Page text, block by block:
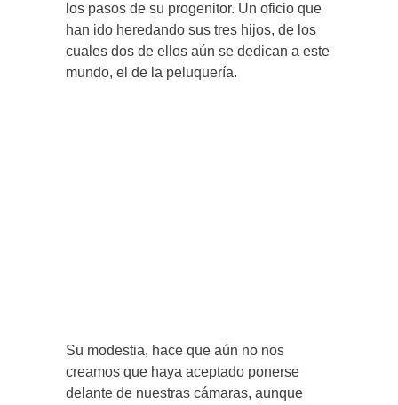
los pasos de su progenitor. Un oficio que
han ido heredando sus tres hijos, de los
cuales dos de ellos aún se dedican a este
mundo, el de la peluquería.
Su modestia, hace que aún no nos
creamos que haya aceptado ponerse
delante de nuestras cámaras, aunque